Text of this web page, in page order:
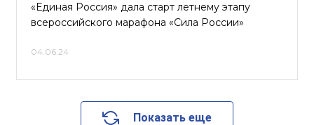
«Единая Россия» дала старт летнему этапу
всероссийского марафона «Сила России»
04.06.24
Показать еще